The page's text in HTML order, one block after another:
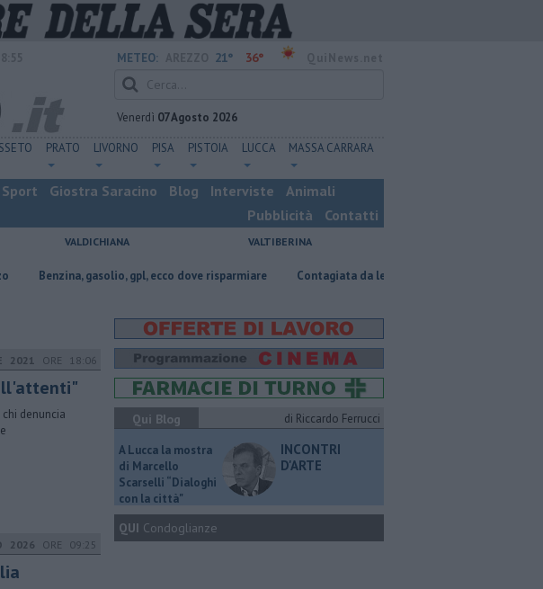
METEO: 21° 36°
Venerdì 07 Agosto 2026
PRATO LIVORNO PISA PISTOIA LUCCA MASSA CARRARA
Sport Giostra Saracino Blog Interviste
Animali
Pubblicità
Contatti
VALDICHIANA VALTIBERINA
gasolio, gpl, ecco dove risparmiare Contagiata da legionella, non ce l'ha fatta
2021 ORE 18:06
denuncia
2026 ORE 09:25
Qui Blog di Riccardo Ferrucci
A Lucca la mostra
di Marcello
Scarselli “Dialoghi
con la città"
INCONTRI
D'ARTE
QUI Condoglianze